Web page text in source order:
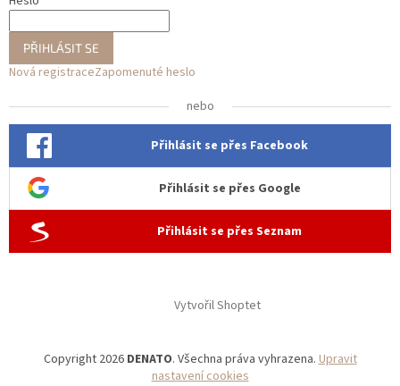
PŘIHLÁSIT SE
Nová registraceZapomenuté heslo
nebo
Přihlásit se přes Facebook
Přihlásit se přes Google
Přihlásit se přes Seznam
Vytvořil Shoptet
Copyright 2026 DENATO. Všechna práva vyhrazena. Upravit
nastavení cookies